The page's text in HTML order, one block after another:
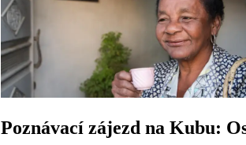
Poznávací zájezd na Kubu: